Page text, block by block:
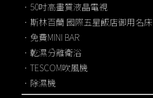
．50吋高畫質液晶電視
．斯林百蘭 國際五星飯店御用名床
．免費MINI BAR
．乾濕分離衛浴
．TESCOM吹風機
．除濕機